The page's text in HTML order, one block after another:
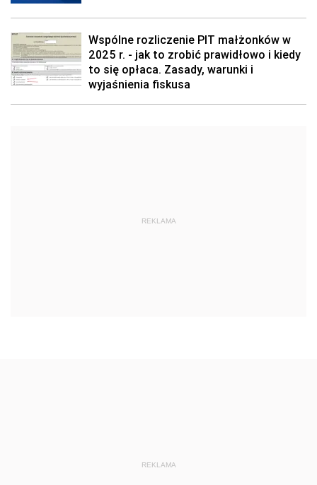
Wspólne rozliczenie PIT małżonków w
2025 r. - jak to zrobić prawidłowo i kiedy
to się opłaca. Zasady, warunki i
wyjaśnienia fiskusa
REKLAMA
REKLAMA